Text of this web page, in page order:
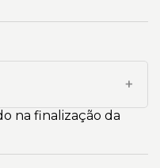
+
na finalização da